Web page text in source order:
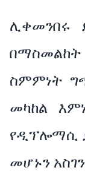
ሊቀመንበሩ
ስምምነት
መካከል
የዲፕሎማሲ
መሆኑን